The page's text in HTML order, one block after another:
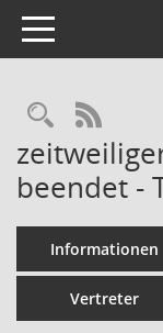
Toggle navigation
RSS-
beendet -
Informationen
Vertreter